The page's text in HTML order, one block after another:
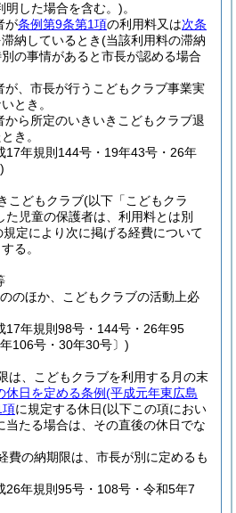
明した場合を含む。)。
が条例第9条第1項の利用料又は次条
納しているとき(当該利用料の滞納
の事情があると市長が認める場合
が、市長が行うこどもクラブ事業実
とき。
から所定のいきいきこどもクラブ退
き。
17年規則144号・19年43号・26年
こどもクラブ(以下「こどもクラ
た児童の保護者は、利用料とは別
規定により次に掲げる経費について
る。
のほか、こどもクラブの活動上必
17年規則98号・144号・26年95
106号・30年30号〕)
は、こどもクラブを利用する月の末
休日を定める条例(平成元年東広島
項に規定する休日(以下この項におい
当たる場合は、その直後の休日でな
費の納期限は、市長が別に定めるも
26年規則95号・108号・令和5年7